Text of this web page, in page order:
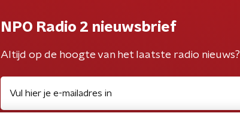
NPO Radio 2 nieuwsbrief
Altijd op de hoogte van het laatste radio nieuws?